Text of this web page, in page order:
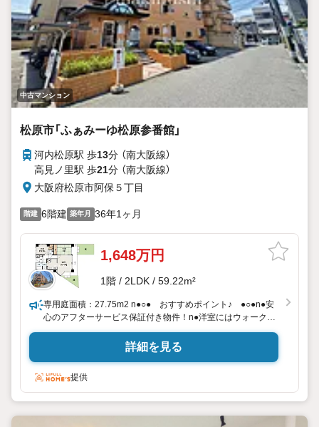
中古マンション
松原市「ふぁみーゆ松原参番館」
河内松原駅 歩13分 （南大阪線）
高見ノ里駅 歩21分 （南大阪線）
大阪府松原市阿保５丁目
階建 6階建 築年月 36年1ヶ月
1,648万円
1階 / 2LDK / 59.22m²
専用庭面積：27.75m2 n●○● おすすめポイント♪ ●○●n●安
心のアフターサービス保証付き物件！n●洋室にはウォークイ
ンクローゼットあり♪便利な大容量収納♪n●1階部分なのでエ
レベーターでの昇降も不要です♪階下への足音の心配もござい
ません♪n●オートロックマンション！女性やお子様だけの時
阪線「河内松原」駅までは徒歩13分！n●徒歩5分圏内にはスー
パー・ドラッグストア・ホームセンター・総合病院がござい
せていただきます！まずは資料だけほしいという方も大歓
詳細を見る
提供